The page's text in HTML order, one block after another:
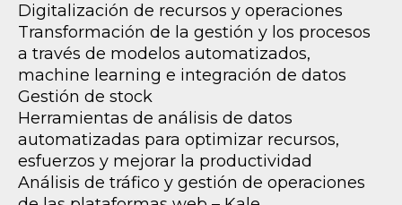
Digitalización de recursos y operaciones
Transformación de la gestión y los procesos
a través de modelos automatizados,
machine learning e integración de datos
Gestión de stock
Herramientas de análisis de datos
automatizadas para optimizar recursos,
esfuerzos y mejorar la productividad
Análisis de tráfico y gestión de operaciones